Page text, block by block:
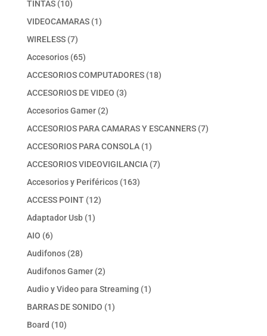
TINTAS 1010
productos
VIDEOCAMARAS 11
WIRELESS 77
productos
Accesorios 6565
productos
ACCESORIOS COMPUTADORES 1818
ACCESORIOS DE VIDEO 33
Accesorios Gamer 22
productos
ACCESORIOS PARA CAMARAS Y ESCANNERS 77
ACCESORIOS PARA CONSOLA 11
producto
ACCESORIOS VIDEOVIGILANCIA 77
Accesorios y Periféricos 163163
ACCESS POINT 1212
Adaptador Usb 11
AIO 66
productos
Audifonos 2828
productos
Audifonos Gamer 22
productos
Audio y Video para Streaming 11
BARRAS DE SONIDO 11
Board 1010